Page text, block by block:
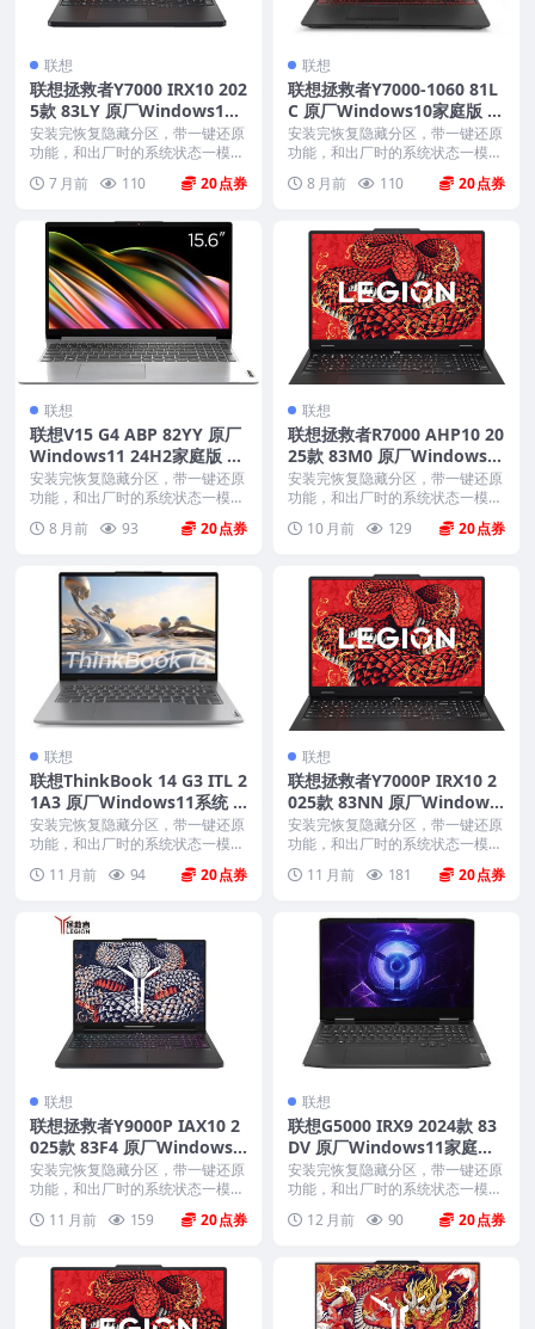
联想
联想拯救者Y7000 IRX10 202
5款 83LY 原厂Windows11
24H2家庭版 oem系统镜像下
载
安装完恢复隐藏分区，带一键还原
功能，和出厂时的系统状态一模一
7 月前 110 20
联想
联想拯救者Y7000-1060 81L
C 原厂Windows10家庭版 o
em系统镜像下载
安装完恢复隐藏分区，带一键还原
功能，和出厂时的系统状态一模一
8 月前 110 20
联想
联想V15 G4 ABP 82YY 原厂
Windows11 24H2家庭版 oe
m系统镜像下载
安装完恢复隐藏分区，带一键还原
功能，和出厂时的系统状态一模一
8 月前 93 20
联想
联想拯救者R7000 AHP10 20
25款 83M0 原厂Windows1
1 24H2家庭版 oem系统镜像
下载
安装完恢复隐藏分区，带一键还原
功能，和出厂时的系统状态一模一
10 月前 129 20
联想
联想ThinkBook 14 G3 ITL 2
1A3 原厂Windows11系统 o
em系统镜像下载
安装完恢复隐藏分区，带一键还原
功能，和出厂时的系统状态一模一
11 月前 94 20
联想
联想拯救者Y7000P IRX10 2
025款 83NN 原厂Windows
11 24H2家庭版 oem系统镜
像下载
安装完恢复隐藏分区，带一键还原
功能，和出厂时的系统状态一模一
11 月前 181 20
联想
联想拯救者Y9000P IAX10 2
025款 83F4 原厂Windows1
1家庭版 oem系统镜像下载
安装完恢复隐藏分区，带一键还原
功能，和出厂时的系统状态一模一
11 月前 159 20
联想
联想G5000 IRX9 2024款 83
DV 原厂Windows11家庭版
oem系统镜像下载
安装完恢复隐藏分区，带一键还原
功能，和出厂时的系统状态一模一
12 月前 90 20